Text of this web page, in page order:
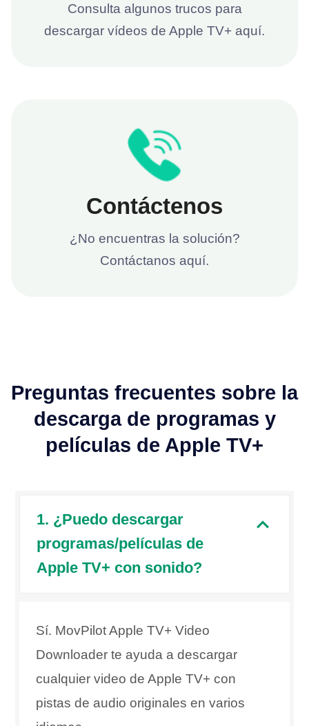
Consulta algunos trucos para
descargar vídeos de Apple TV+ aquí.
Contáctenos
¿No encuentras la solución?
Contáctanos aquí.
Preguntas frecuentes sobre la
descarga de programas y
películas de Apple TV+
1. ¿Puedo descargar
programas/películas de
Apple TV+ con sonido?
Sí. MovPilot Apple TV+ Video
Downloader te ayuda a descargar
cualquier video de Apple TV+ con
pistas de audio originales en varios